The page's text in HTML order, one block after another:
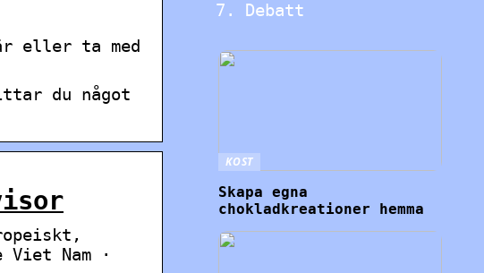
eller ta med
du något
Viet Nam ·
Debatt
KOST
Skapa egna
chokladkreationer hemma